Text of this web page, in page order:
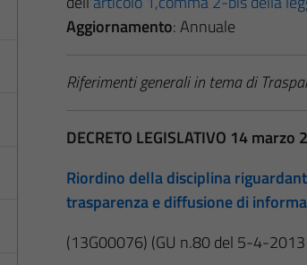
Aggiornamento: Annuale
Riferimenti generali in tema di
DECRETO LEGISLATIVO 14 marzo
Riordino della disciplina
trasparenza e diffusione di
(13G00076) (GU n.80 del 5-4-